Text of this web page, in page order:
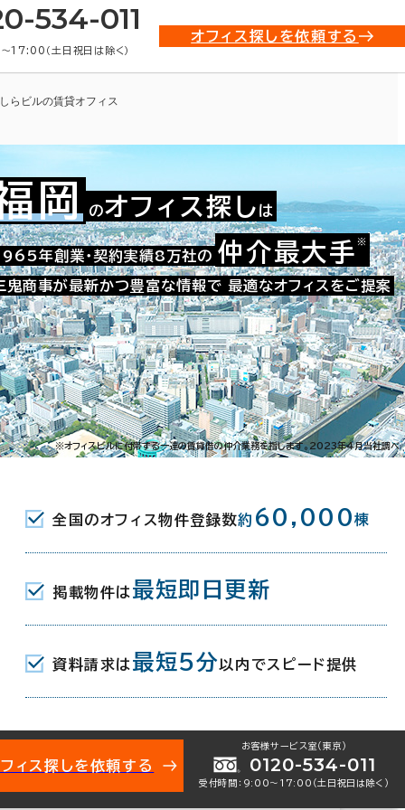
534-011
17:00（土日祝日は除く）
オフィス探しを依頼する
らビルの賃貸オフィス
お問い合わせ番号：010-05246
赤坂1-5-22
駅(福岡市営七隈線) 1番口 12分
岡 のオフィス探し は
年創業・契約実績8万社の 仲介最大手 ※
鬼商事が最新かつ豊富な情報で 最適なオフィスをご提案
※オフィスビルに付帯する一連の賃貸借の仲介業務を指します。2023年4月当社調べ
全国のオフィス物件登録数約 60,000棟
掲載物件は 最短即日更新
資料請求は 最短5分 以内でスピード提供
ィス探しを依頼する
お客様サービス室（東京）
0120-534-011
受付時間：9:00〜17:00（土日祝日は除く）